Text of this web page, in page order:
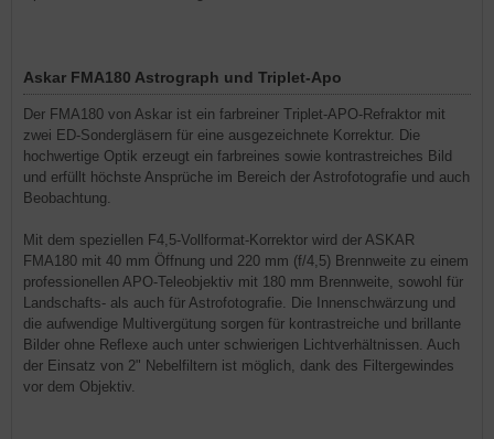
Askar FMA180 Astrograph und Triplet-Apo
Der FMA180 von Askar ist ein farbreiner Triplet-APO-Refraktor mit
zwei ED-Sondergläsern für eine ausgezeichnete Korrektur. Die
hochwertige Optik erzeugt ein farbreines sowie kontrastreiches Bild
und erfüllt höchste Ansprüche im Bereich der Astrofotografie und auch
Beobachtung.
Mit dem speziellen F4,5-Vollformat-Korrektor wird der ASKAR
FMA180 mit 40 mm Öffnung und 220 mm (f/4,5) Brennweite zu einem
professionellen APO-Teleobjektiv mit 180 mm Brennweite, sowohl für
Landschafts- als auch für Astrofotografie. Die Innenschwärzung und
die aufwendige Multivergütung sorgen für kontrastreiche und brillante
Bilder ohne Reflexe auch unter schwierigen Lichtverhältnissen. Auch
der Einsatz von 2" Nebelfiltern ist möglich, dank des Filtergewindes
vor dem Objektiv.